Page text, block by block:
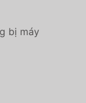
bị máy